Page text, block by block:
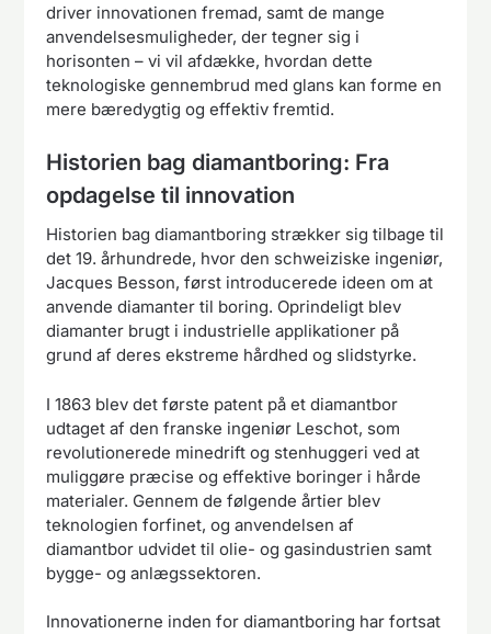
driver innovationen fremad, samt de mange
anvendelsesmuligheder, der tegner sig i
horisonten – vi vil afdække, hvordan dette
teknologiske gennembrud med glans kan forme en
mere bæredygtig og effektiv fremtid.
Historien bag diamantboring: Fra
opdagelse til innovation
Historien bag diamantboring strækker sig tilbage til
det 19. århundrede, hvor den schweiziske ingeniør,
Jacques Besson, først introducerede ideen om at
anvende diamanter til boring. Oprindeligt blev
diamanter brugt i industrielle applikationer på
grund af deres ekstreme hårdhed og slidstyrke.
I 1863 blev det første patent på et diamantbor
udtaget af den franske ingeniør Leschot, som
revolutionerede minedrift og stenhuggeri ved at
muliggøre præcise og effektive boringer i hårde
materialer. Gennem de følgende årtier blev
teknologien forfinet, og anvendelsen af
diamantbor udvidet til olie- og gasindustrien samt
bygge- og anlægssektoren.
Innovationerne inden for diamantboring har fortsat